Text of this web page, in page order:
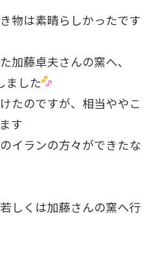
物は素晴らしかったです
加藤卓夫さんの窯へ、
ました
たのですが、相当ややこ
す
イランの方々ができたな
しくは加藤さんの窯へ行